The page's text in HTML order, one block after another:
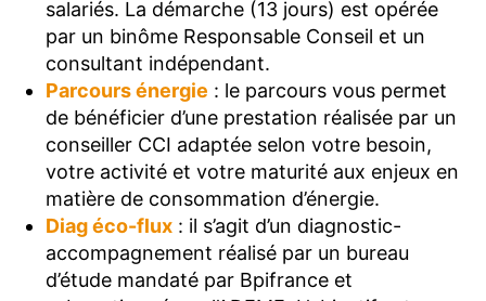
salariés. La démarche (13 jours) est opérée
par un binôme Responsable Conseil et un
consultant indépendant.
Parcours énergie : le parcours vous permet
de bénéficier d’une prestation réalisée par un
conseiller CCI adaptée selon votre besoin,
votre activité et votre maturité aux enjeux en
matière de consommation d’énergie.
Diag éco-flux : il s’agit d’un diagnostic-
accompagnement réalisé par un bureau
d’étude mandaté par Bpifrance et